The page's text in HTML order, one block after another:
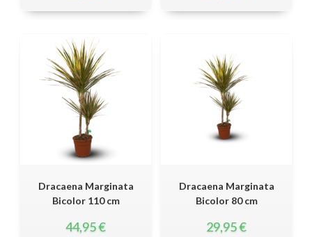
Dracaena Marginata
Bicolor 110 cm
44,95€
Dracaena Marginata
Bicolor 80 cm
29,95€